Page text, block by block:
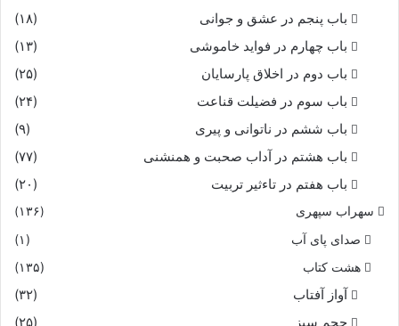
باب پنجم در عشق و جوانى
(۱۸)
باب چهارم در فواید خاموشى
(۱۳)
باب دوم در اخلاق پارسایان
(۲۵)
باب سوم در فضیلت قناعت
(۲۴)
باب ششم در ناتوانى و پیرى
(۹)
باب هشتم در آداب صحبت و همنشنى
(۷۷)
باب هفتم در تاءثیر تربیت
(۲۰)
سهراب سپهری (۱۳۶)
صدای پای آب
(۱)
هشت کتاب
(۱۳۵)
آواز آفتاب
(۳۲)
حجم سبز
(۲۵)